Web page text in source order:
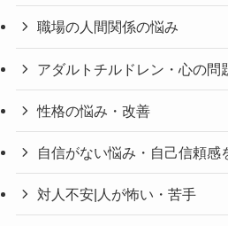
職場の人間関係の悩み
アダルトチルドレン・心の問
性格の悩み・改善
自信がない悩み・自己信頼感
対人不安|人が怖い・苦手